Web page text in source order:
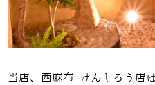
当店、西麻布 けんしろう店